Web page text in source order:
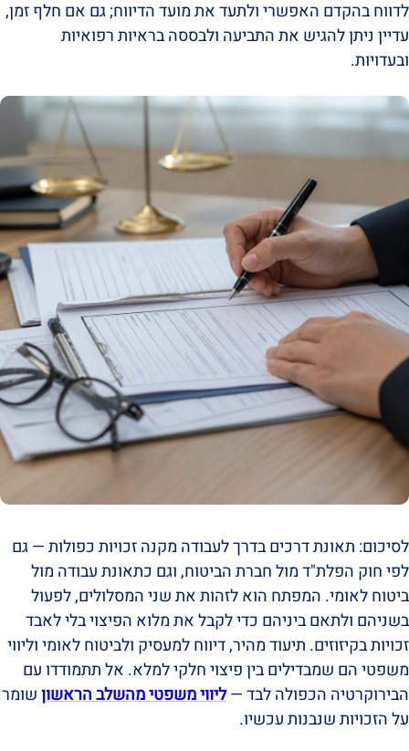
לדווח בהקדם האפשרי ולתעד את מועד הדיווח; גם אם חלף זמן,
עדיין ניתן להגיש את התביעה ולבססה בראיות רפואיות
ובעדויות.
לסיכום: תאונת דרכים בדרך לעבודה מקנה זכויות כפולות — גם
לפי חוק הפלת"ד מול חברת הביטוח, וגם כתאונת עבודה מול
ביטוח לאומי. המפתח הוא לזהות את שני המסלולים, לפעול
בשניהם ולתאם ביניהם כדי לקבל את מלוא הפיצוי בלי לאבד
זכויות בקיזוזים. תיעוד מהיר, דיווח למעסיק ולביטוח לאומי וליווי
משפטי הם שמבדילים בין פיצוי חלקי למלא. אל תתמודדו עם
הבירוקרטיה הכפולה לבד —ליווי משפטי מהשלב הראשוןשומר
על הזכויות שנבנות עכשיו.